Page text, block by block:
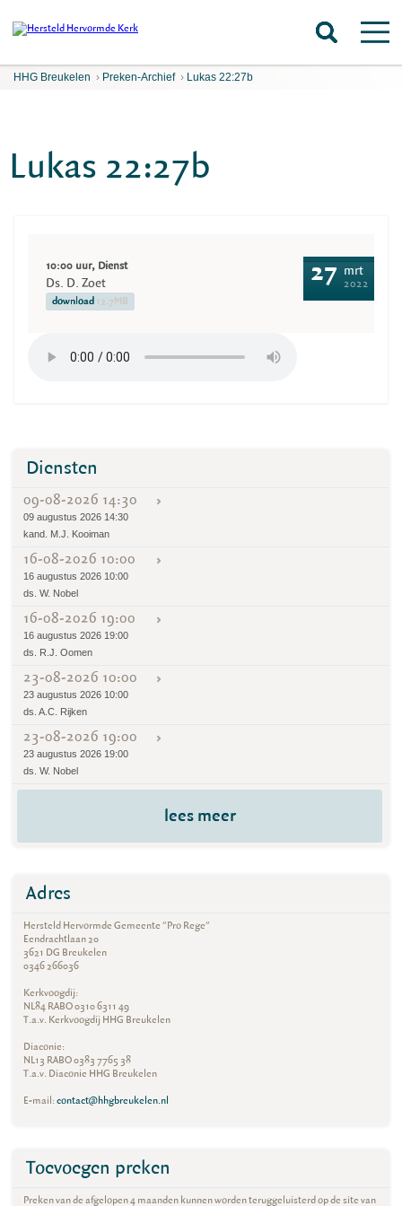
HHG Breukelen › Preken-Archief › Lukas 22:27b
Lukas 22:27b
10:00 uur, Dienst
Ds. D. Zoet
download 12.7MB
27 mrt
2022
Diensten
09-08-2026 14:30
09 augustus 2026 14:30
kand. M.J. Kooiman
16-08-2026 10:00
16 augustus 2026 10:00
ds. W. Nobel
16-08-2026 19:00
16 augustus 2026 19:00
ds. R.J. Oomen
23-08-2026 10:00
23 augustus 2026 10:00
ds. A.C. Rijken
23-08-2026 19:00
23 augustus 2026 19:00
ds. W. Nobel
lees meer
Adres
Hersteld Hervormde Gemeente "Pro Rege"
Eendrachtlaan 20
3621 DG Breukelen
0346 266036
Kerkvoogdij:
NL84 RABO 0310 6311 49
T.a.v. Kerkvoogdij HHG Breukelen
Diaconie:
NL13 RABO 0383 7765 38
T.a.v. Diaconie HHG Breukelen
E-mail:contact@hhgbreukelen.nl
Toevoegen preken
Preken van de afgelopen 4 maanden kunnen worden teruggeluisterd op de site van